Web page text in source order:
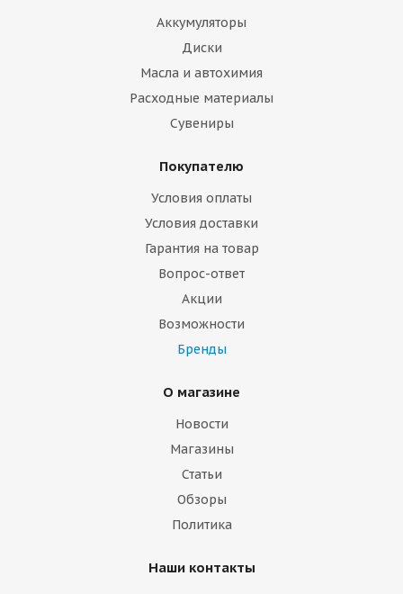
Аккумуляторы
Диски
Масла и автохимия
Расходные материалы
Сувениры
Покупателю
Условия оплаты
Условия доставки
Гарантия на товар
Вопрос-ответ
Акции
Возможности
Бренды
О магазине
Новости
Магазины
Статьи
Обзоры
Политика
Наши контакты